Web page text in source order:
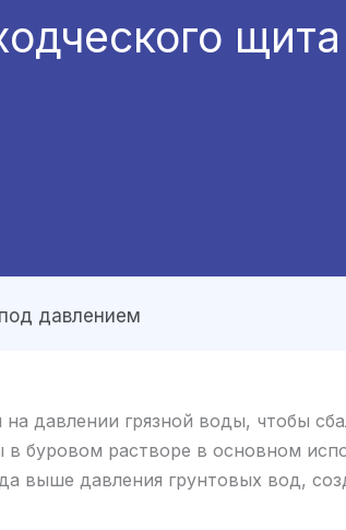
давлением
давлении грязной воды, чтобы
буровом растворе в основном
выше давления грунтовых вод,